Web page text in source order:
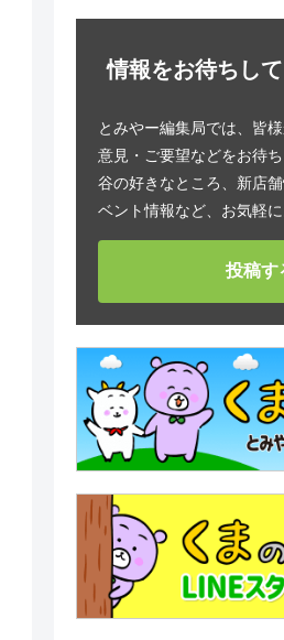
情報をお待ちし
とみやー編集局では、皆
意見・ご要望などをお待
谷の好きなところ、新店
ベント情報など、お気軽に
投稿す